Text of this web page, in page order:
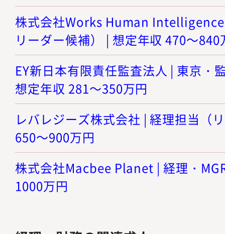
株式会社Works Human
リーダー候補） | 想定年収 470～840
EY新日本有限責任監査法人 | 東京・
想定年収 281～350万円
レバレジーズ株式会社 | 経理担当（
650～900万円
株式会社Macbee Planet | 経理・
1000万円